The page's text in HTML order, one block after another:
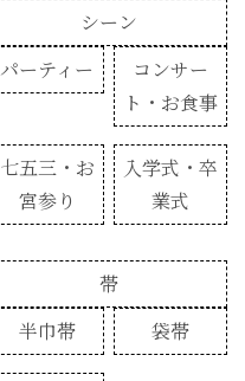
シーン
パーティー
コンサー
ト・お食事
七五三・お
宮参り
入学式・卒
業式
帯
半巾帯
袋帯